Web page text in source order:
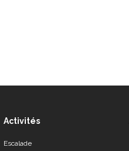
Activités
Escalade